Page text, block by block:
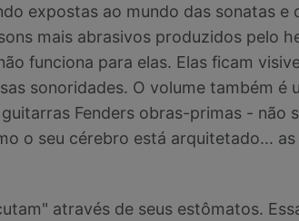
expostas ao mundo das sonatas
mais abrasivos produzidos pelo
funciona para elas. Elas ficam
sonoridades. O volume também
Fenders obras-primas - não
o seu cérebro está arquitetado...
através de seus estômatos.